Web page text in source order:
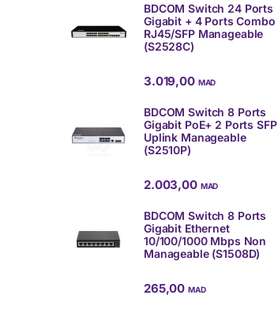
BDCOM Switch 24 Ports
Gigabit + 4 Ports Combo
RJ45/SFP Manageable
(S2528C)
3.019,00 MAD
BDCOM Switch 8 Ports
Gigabit PoE+ 2 Ports SFP
Uplink Manageable
(S2510P)
2.003,00 MAD
BDCOM Switch 8 Ports
Gigabit Ethernet
10/100/1000 Mbps Non
Manageable (S1508D)
265,00MAD